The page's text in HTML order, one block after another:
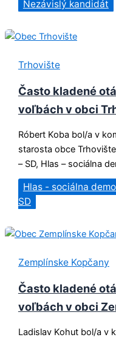
Nezávislý kandidát
Trhovište
Často kladené
voľbách v obci
Róbert Koba bol/a v
starosta obce
– SD, Hlas – sociálna
Hlas - sociálna
SD
Zemplínske Kopčany
Často kladené
voľbách v obci
Ladislav Kohut bol/a v